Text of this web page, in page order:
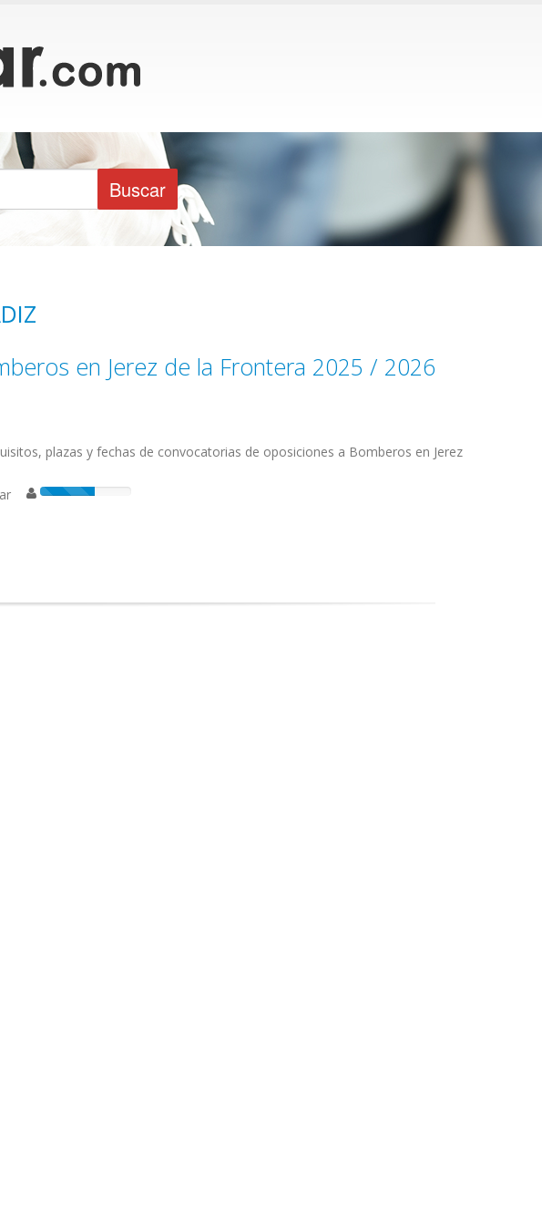
en Jerez de la Frontera 2025 / 2026
plazas y fechas de convocatorias de oposiciones a Bomberos en Jerez